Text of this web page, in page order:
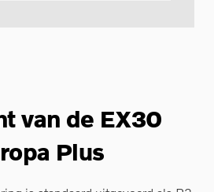
van de EX30
Plus